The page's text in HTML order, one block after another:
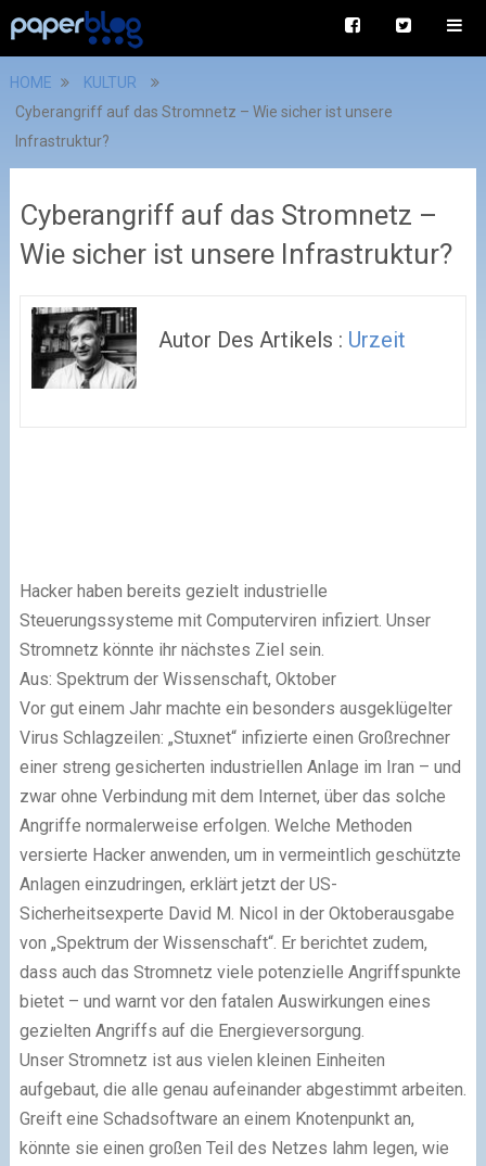
HOME
KULTUR
Cyberangriff auf das Stromnetz – Wie sicher ist unsere
Infrastruktur?
Cyberangriff auf das Stromnetz –
Wie sicher ist unsere Infrastruktur?
Autor Des Artikels : Urzeit
Hacker haben bereits gezielt industrielle
Steuerungssysteme mit Computerviren infiziert. Unser
Stromnetz könnte ihr nächstes Ziel sein.
Aus: Spektrum der Wissenschaft, Oktober
Vor gut einem Jahr machte ein besonders ausgeklügelter
Virus Schlagzeilen: „Stuxnet“ infizierte einen Großrechner
einer streng gesicherten industriellen Anlage im Iran – und
zwar ohne Verbindung mit dem Internet, über das solche
Angriffe normalerweise erfolgen. Welche Methoden
versierte Hacker anwenden, um in vermeintlich geschützte
Anlagen einzudringen, erklärt jetzt der US-
Sicherheitsexperte David M. Nicol in der Oktoberausgabe
von „Spektrum der Wissenschaft“. Er berichtet zudem,
dass auch das Stromnetz viele potenzielle Angriffspunkte
bietet – und warnt vor den fatalen Auswirkungen eines
gezielten Angriffs auf die Energieversorgung.
Unser Stromnetz ist aus vielen kleinen Einheiten
aufgebaut, die alle genau aufeinander abgestimmt arbeiten.
Greift eine Schadsoftware an einem Knotenpunkt an,
könnte sie einen großen Teil des Netzes lahm legen, wie